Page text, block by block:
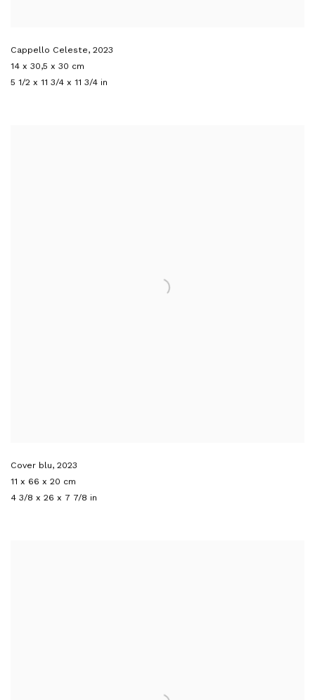
Cappello Celeste, 2023
14 x 30,5 x 30 cm
5 1/2 x 11 3/4 x 11 3/4 in
Cover blu, 2023
11 x 66 x 20 cm
4 3/8 x 26 x 7 7/8 in